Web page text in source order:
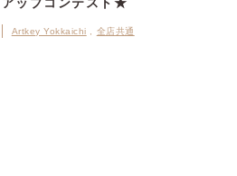
Artkey Yokkaichi 全店共通